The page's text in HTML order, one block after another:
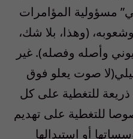
مسؤولية المؤامرات
(وهذا، بلا شك،
وأصله وفصله). غير
صوت يعلو فوق
للتغطية على كل
للتغطية على تهديم
أو استبدالها